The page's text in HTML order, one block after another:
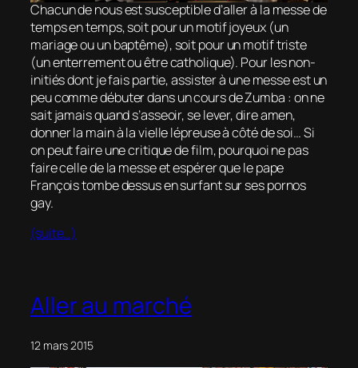
Chacun de nous est susceptible d’aller à la messe de
temps en temps, soit pour un motif joyeux (un
mariage ou un baptême), soit pour un motif triste
(un enterrement ou être catholique). Pour les non-
initiés dont je fais partie, assister à une messe est un
peu comme débuter dans un cours de Zumba : on ne
sait jamais quand s’asseoir, se lever, direamen,
donner la main à la vielle lépreuse à côté de soi… Si
on peut faire une critique de film, pourquoi ne pas
faire celle de la messe et espérer que le pape
François tombe dessus en surfant sur ses pornos
gay.
(suite…)
Aller au marché
12 mars 2015